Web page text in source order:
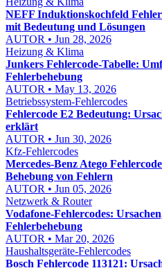
NEFF Induktionskochfeld
mit Bedeutung und Lösungen
AUTOR • Jun 28, 2026
Heizung & Klima
Junkers Fehlercode-Tabelle:
Fehlerbehebung
AUTOR • May 13, 2026
Betriebssystem-Fehlercodes
Fehlercode E2 Bedeutung:
erklärt
AUTOR • Jun 30, 2026
Kfz-Fehlercodes
Mercedes-Benz Atego
Behebung von Fehlern
AUTOR • Jun 05, 2026
Netzwerk & Router
Vodafone-Fehlercodes:
Fehlerbehebung
AUTOR • Mar 20, 2026
Haushaltsgeräte-Fehlercodes
Bosch Fehlercode 113121: